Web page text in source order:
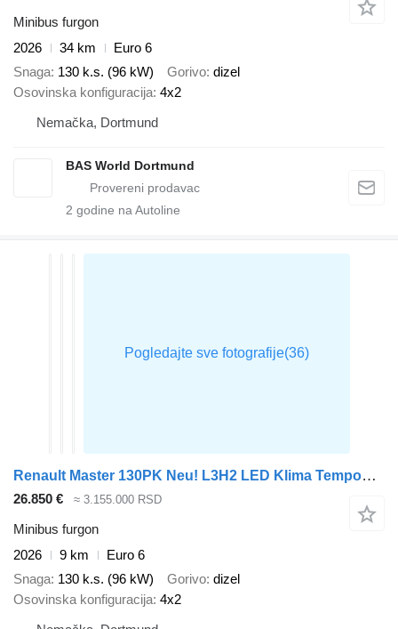
Minibus furgon
2026
34 km
Euro 6
Snaga 130 k.s. (96 kW) Gorivo dizel
Osovinska konfiguracija 4x2
Nemačka, Dortmund
BAS World Dortmund
2 godine na Autoline
Renault Master 130PK Neu! L3H2 LED Klima Tempomat CarPlay Parkensensoren
26.850 € ≈ 3.155.000 RSD
Minibus furgon
2026
9 km
Euro 6
Snaga 130 k.s. (96 kW) Gorivo dizel
Osovinska konfiguracija 4x2